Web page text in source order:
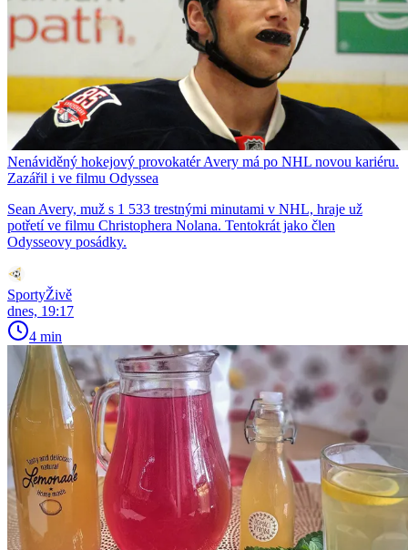
Nenáviděný hokejový provokatér Avery má po NHL novou kariéru.
Zazářil i ve filmu Odyssea
Sean Avery, muž s 1 533 trestnými minutami v NHL, hraje už
potřetí ve filmu Christophera Nolana. Tentokrát jako člen
Odysseovy posádky.
SportyŽivě
dnes, 19:17
4 min